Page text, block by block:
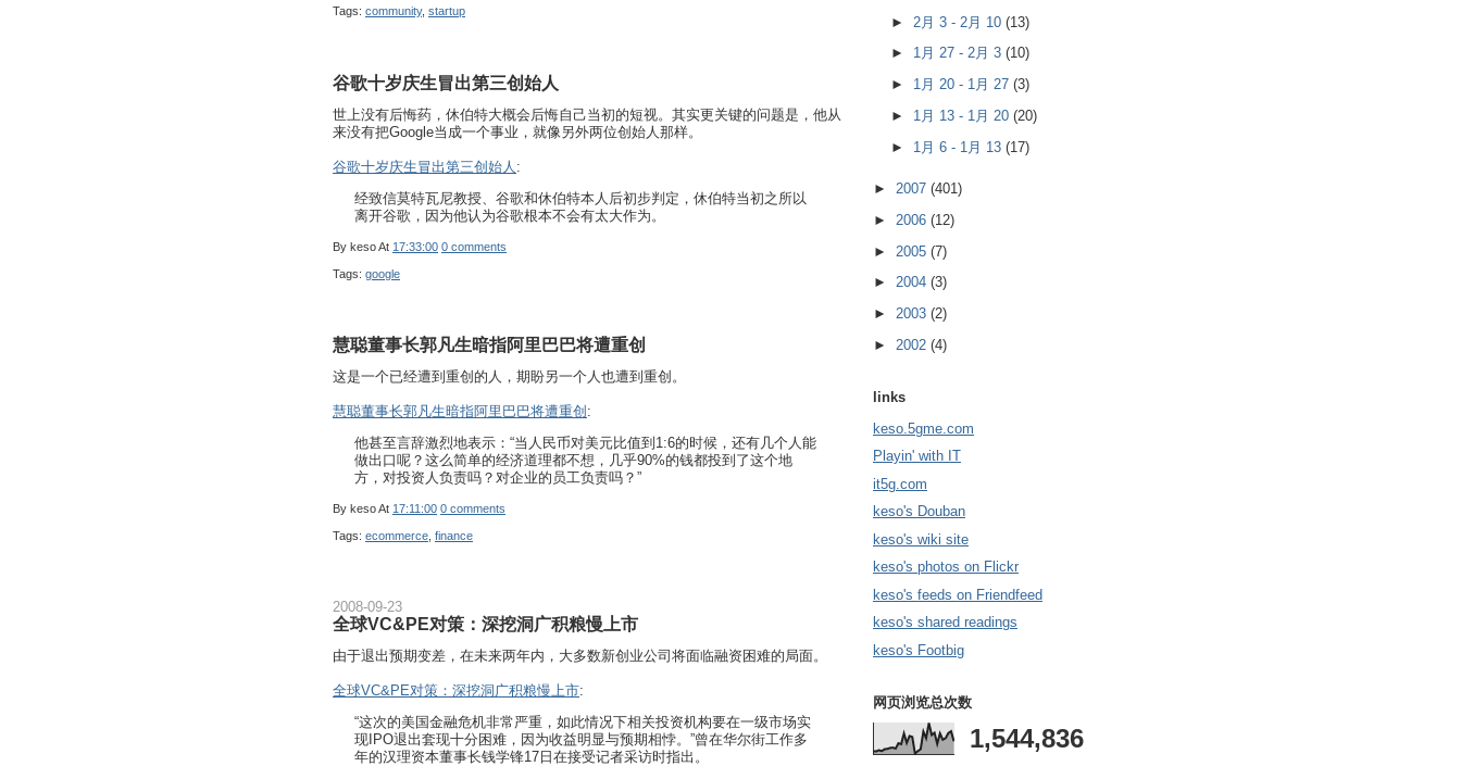
Tags: community, startup
谷歌十岁庆生冒出第三创始人
世上没有后悔药，休伯特大概会后悔自己当初的短视。其实更关键的问题是，他从
来没有把Google当成一个事业，就像另外两位创始人那样。
谷歌十岁庆生冒出第三创始人 :
经致信莫特瓦尼教授、谷歌和休伯特本人后初步判定，休伯特当初之所以
离开谷歌，因为他认为谷歌根本不会有太大作为。
By kesoAt 17:33:00 0 comments
Tags: google
慧聪董事长郭凡生暗指阿里巴巴将遭重创
这是一个已经遭到重创的人，期盼另一个人也遭到重创。
慧聪董事长郭凡生暗指阿里巴巴将遭重创 :
他甚至言辞激烈地表示：“当人民币对美元比值到1:6的时候，还有几个人能
做出口呢？这么简单的经济道理都不想，几乎90%的钱都投到了这个地
方，对投资人负责吗？对企业的员工负责吗？”
By kesoAt 17:11:00 0 comments
Tags: ecommerce, finance
2008-09-23
全球VC&PE对策：深挖洞广积粮慢上市
由于退出预期变差，在未来两年内，大多数新创业公司将面临融资困难的局面。
全球VC&PE对策：深挖洞广积粮慢上市:
“这次的美国金融危机非常严重，如此情况下相关投资机构要在一级市场实
现IPO退出套现十分困难，因为收益明显与预期相悖。”曾在华尔街工作多
年的汉理资本董事长钱学锋17日在接受记者采访时指出。
► 2月 3 - 2月 10 (13)
► 1月 27 - 2月 3 (10)
► 1月 20 - 1月 27 (3)
► 1月 13 - 1月 20 (20)
► 1月 6 - 1月 13 (17)
► 2007 (401)
► 2006 (12)
► 2005 (7)
► 2004 (3)
► 2003 (2)
► 2002 (4)
links
keso.5gme.com
Playin' with IT
it5g.com
keso's Douban
keso's wiki site
keso's photos on Flickr
keso's feeds on Friendfeed
keso's shared readings
keso's Footbig
网页浏览总次数
1,544,836